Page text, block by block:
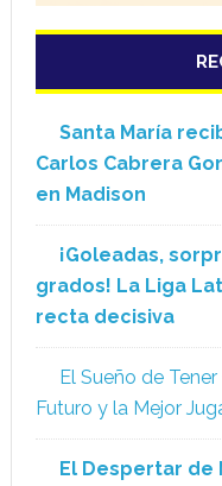
Santa María
Carlos Cabrera
en Madison
¡Goleadas,
grados! La Liga
recta decisiva
El Sueño de
Futuro y la Mejor
El Despertar de